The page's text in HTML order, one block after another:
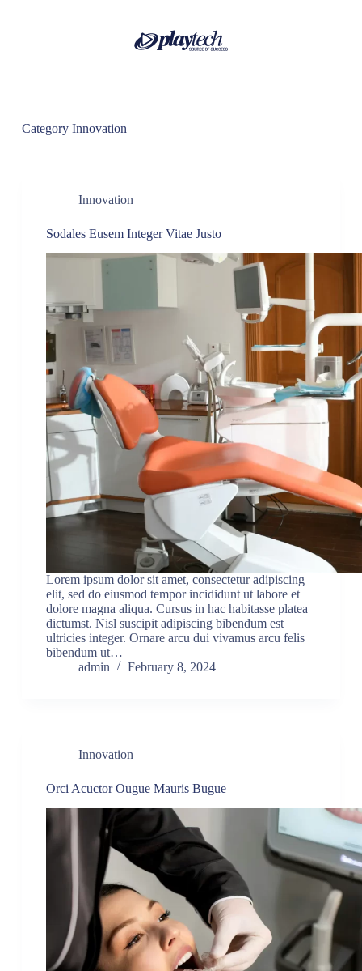
nCategoryInnovation
Innovation
Sodales Eusem Integer Vitae Justo
Lorem ipsum dolor sit amet, consectetur adipiscing
elit, sed do eiusmod tempor incididunt ut labore et
dolore magna aliqua. Cursus in hac habitasse platea
dictumst. Nisl suscipit adipiscing bibendum est
ultricies integer. Ornare arcu dui vivamus arcu felis
bibendum ut…
admin
February 8, 2024
Innovation
Orci Acuctor Ougue Mauris Bugue